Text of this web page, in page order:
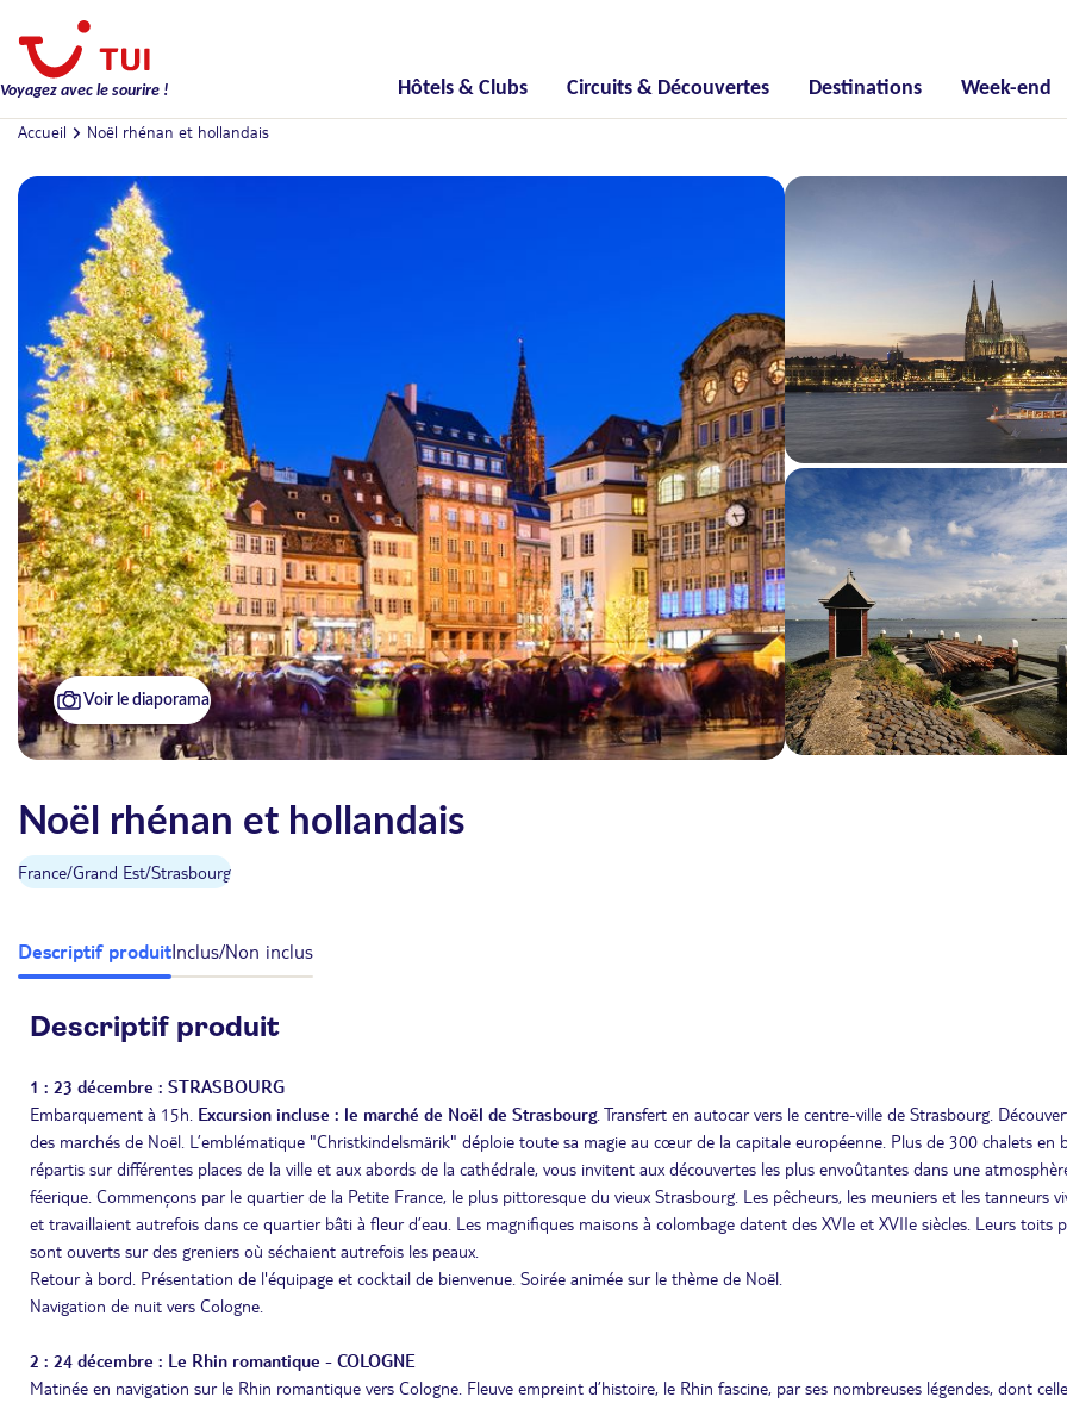
Voyagez avec le sourire ! Hôtels & Clubs Circuits & Découvertes Destinations Week-end
Accueil Noël rhénan et hollandais
Voir le diaporama
Noël rhénan et hollandais
France/Grand Est/Strasbourg
Descriptif produitInclus/Non inclus
Descriptif produit
1 : 23 décembre : STRASBOURG
Embarquement à 15h. Excursion incluse : le marché de Noël de Strasbourg. Transfert en autocar vers le centre-ville de Strasbourg.
des marchés de Noël. L’emblématique "Christkindelsmärik" déploie toute sa magie au cœur de la capitale européenne. Plus de 300 chalets en
répartis sur différentes places de la ville et aux abords de la cathédrale, vous invitent aux découvertes les plus envoûtantes dans une
féerique. Commençons par le quartier de la Petite France, le plus pittoresque du vieux Strasbourg. Les pêcheurs, les meuniers et les tanneurs
et travaillaient autrefois dans ce quartier bâti à fleur d’eau. Les magnifiques maisons à colombage datent des XVIe et XVIIe siècles. Leurs toits
sont ouverts sur des greniers où séchaient autrefois les peaux.
Retour à bord. Présentation de l'équipage et cocktail de bienvenue. Soirée animée sur le thème de Noël.
Navigation de nuit vers Cologne.
2 : 24 décembre : Le Rhin romantique - COLOGNE
Matinée en navigation sur le Rhin romantique vers Cologne. Fleuve empreint d’histoire, le Rhin fascine, par ses nombreuses légendes, dont